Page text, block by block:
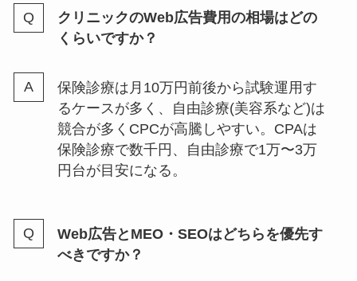
クリニックのWeb広告費用の相場はどの
くらいですか？
保険診療は月10万円前後から試験運用す
るケースが多く、自由診療(美容系など)は
競合が多くCPCが高騰しやすい。CPAは
保険診療で数千円、自由診療で1万〜3万
円台が目安になる。
Web広告とMEO・SEOはどちらを優先す
べきですか？